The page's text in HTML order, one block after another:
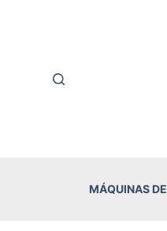
MÁQUINAS